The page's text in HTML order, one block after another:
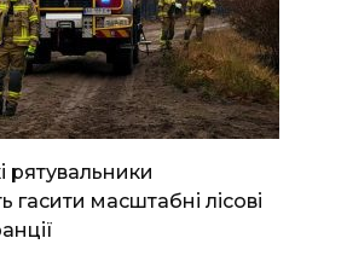
рятувальники
гасити масштабні лісові